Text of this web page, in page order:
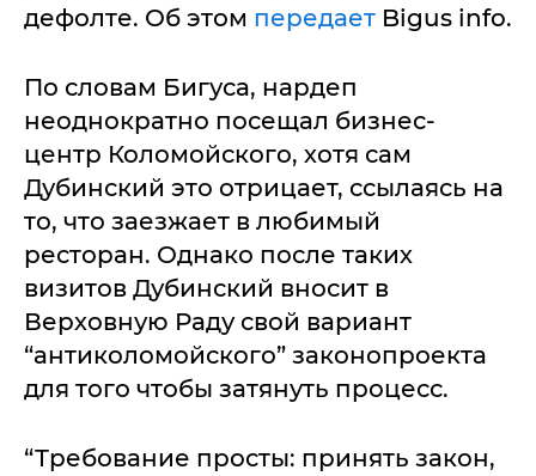
дефолте. Об этом передает Bigus info.
По словам Бигуса, нардеп
неоднократно посещал бизнес-
центр Коломойского, хотя сам
Дубинский это отрицает, ссылаясь на
то, что заезжает в любимый
ресторан. Однако после таких
визитов Дубинский вносит в
Верховную Раду свой вариант
“антиколомойского” законопроекта
для того чтобы затянуть процесс.
“Требование просты: принять закон,